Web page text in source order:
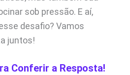
sob pressão. E aí,
desafio? Vamos
juntos!
Conferir a Resposta!